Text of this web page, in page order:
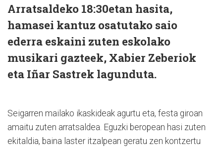
Arratsaldeko 18:30etan hasita,
hamasei kantuz osatutako saio
ederra eskaini zuten eskolako
musikari gazteek, Xabier Zeberiok
eta Iñar Sastrek lagunduta.
Seigarren mailako ikaskideak agurtu eta, festa giroan
amaitu zuten arratsaldea. Eguzki beropean hasi zuten
ekitaldia, baina laster itzalpean geratu zen kontzertu